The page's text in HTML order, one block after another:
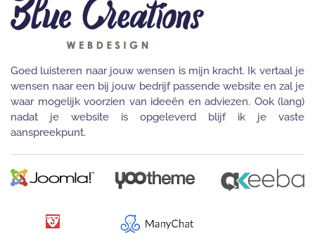
Goed luisteren naar jouw wensen is mijn kracht. Ik vertaal je
wensen naar een bij jouw bedrijf passende website en zal je
waar mogelijk voorzien van ideeën en adviezen. Ook (lang)
nadat je website is opgeleverd blijf ik je vaste
aanspreekpunt.